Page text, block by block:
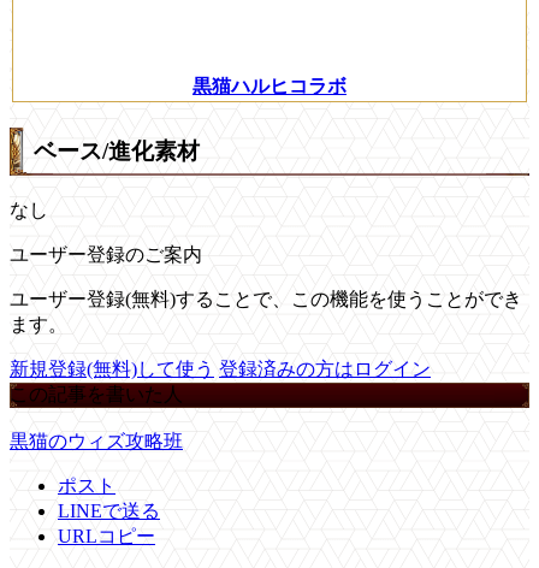
黒猫ハルヒコラボ
ベース/進化素材
なし
ユーザー登録のご案内
ユーザー登録(無料)することで、この機能を使うことができ
ます。
新規登録(無料)して使う 登録済みの方はログイン
この記事を書いた人
黒猫のウィズ攻略班
ポスト
LINEで送る
URLコピー